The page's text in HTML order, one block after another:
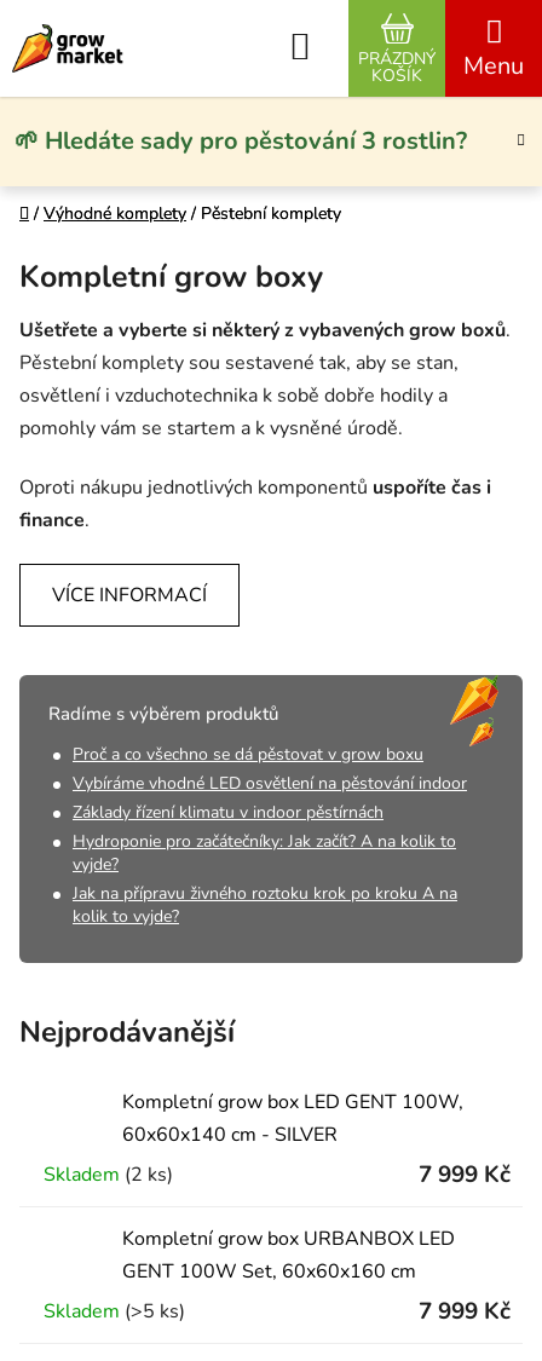
🌱 Hledáte sady pro pěstování 3 rostlin?
Hledat
NÁKUPNÍ
PRÁZDNÝ
KOŠÍK
Domů
/ Výhodné komplety / Pěstební komplety
Nejprodávanější
Kompletní grow box LED GENT 100W,
60x60x140 cm - SILVER
Skladem (2 ks) 7 999 Kč
Kompletní grow box URBANBOX LED
GENT 100W Set, 60x60x160 cm
Skladem (>5 ks) 7 999 Kč
Domů
/ Výhodné komplety / Pěstební komplety
Kompletní grow boxy
Ušetřete a vyberte si některý z vybavených grow boxů.
Pěstební komplety sou sestavené tak, aby se stan,
osvětlení i vzduchotechnika k sobě dobře hodily a
pomohly vám se startem a k vysněné úrodě.
Oproti nákupu jednotlivých komponentů uspoříte čas i
finance.
VÍCE INFORMACÍ
Radíme s výběrem produktů
Proč a co všechno se dá pěstovat v grow boxu
Vybíráme vhodné LED osvětlení na pěstování indoor
Základy řízení klimatu v indoor pěstírnách
Hydroponie pro začátečníky: Jak začít? A na kolik to
vyjde?
Jak na přípravu živného roztoku krok po kroku A na
kolik to vyjde?